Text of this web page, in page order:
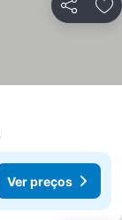
Partilhar
Ver preços